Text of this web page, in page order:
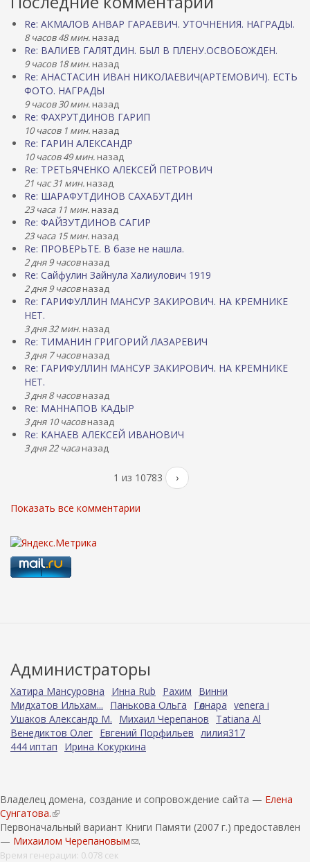
Re: АКМАЛОВ АНВАР ГАРАЕВИЧ. УТОЧНЕНИЯ. НАГРАДЫ.
8 часов 48 мин. назад
Re: ВАЛИЕВ ГАЛЯТДИН. БЫЛ В ПЛЕНУ.ОСВОБОЖДЕН.
9 часов 18 мин. назад
Re: АНАСТАСИН ИВАН НИКОЛАЕВИЧ(АРТЕМОВИЧ). ЕСТЬ
ФОТО. НАГРАДЫ
9 часов 30 мин. назад
Re: ФАХРУТДИНОВ ГАРИП
10 часов 1 мин. назад
Re: ГАРИН АЛЕКСАНДР
10 часов 49 мин. назад
Re: ТРЕТЬЯЧЕНКО АЛЕКСЕЙ ПЕТРОВИЧ
21 час 31 мин. назад
Re: ШАРАФУТДИНОВ САХАБУТДИН
23 часа 11 мин. назад
Re: ФАЙЗУТДИНОВ САГИР
23 часа 15 мин. назад
Re: ПРОВЕРЬТЕ. В базе не нашла.
2 дня 9 часовназад
Re: Сайфулин Зайнула Халиулович 1919
2 дня 9 часовназад
Re: ГАРИФУЛЛИН МАНСУР ЗАКИРОВИЧ. НА КРЕМНИКЕ
НЕТ.
3 дня 32 мин. назад
Re: ТИМАНИН ГРИГОРИЙ ЛАЗАРЕВИЧ
3 дня 7 часовназад
Re: ГАРИФУЛЛИН МАНСУР ЗАКИРОВИЧ. НА КРЕМНИКЕ
НЕТ.
3 дня 8 часовназад
Re: МАННАПОВ КАДЫР
3 дня 10 часовназад
Re: КАНАЕВ АЛЕКСЕЙ ИВАНОВИЧ
3 дня 22 часаназад
1 из 10783 ›
Показать все комментарии
Администраторы
Хатира Мансуровна Инна Rub Рахим
Винни
Мидхатов Ильхам...
Панькова Ольга Гөлнара venera i
Ушаков Александр М.
Михаил Черепанов
Tatiana Al
Венедиктов Олег Евгений Порфильев лилия317
444 иптап
Ирина Кокуркина
Владелец домена, создание и сопровождение сайта — Елена
Сунгатова.(
в
н
е
Первоначальный вариант Книги Памяти (2007 г.) предоставлен
— Михаилом Черепановым( .
Время генерации: 0.078 сек